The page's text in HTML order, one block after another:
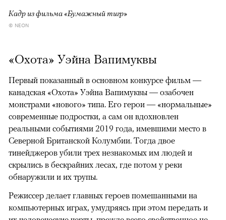
Кадр из фильма «Бумажный тигр»
© NEON
«Охота» Уэйна Вапимуквы
Первый показанный в основном конкурсе фильм —
канадская «Охота» Уэйна Вапимуквы — озабочен
монстрами «нового» типа. Его герои — «нормальные»
современные подростки, а сам он вдохновлен
реальными событиями 2019 года, имевшими место в
Северной Британской Колумбии. Тогда двое
тинейджеров убили трех незнакомых им людей и
скрылись в бескрайних лесах, где потом у реки
обнаружили и их трупы.
Режиссер делает главных героев помешанными на
компьютерных играх, умудряясь при этом передать и